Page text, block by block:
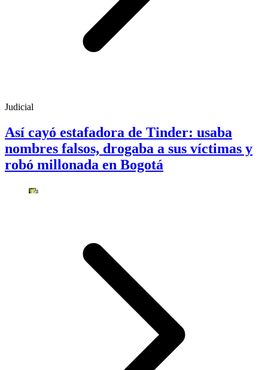
Judicial
Así cayó estafadora de Tinder: usaba
nombres falsos, drogaba a sus víctimas y
robó millonada en Bogotá